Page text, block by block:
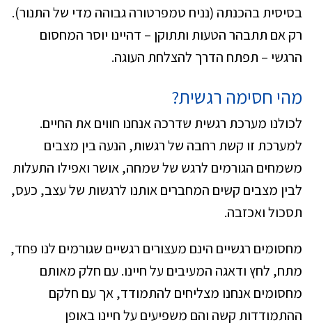
בסיסית בהכנתה (נניח טמפרטורה גבוהה מדי של התנור).
רק אם תתבהר הטעות ותתוקן – דהיינו יוסר המחסום
הרגשי – תפתח הדרך להצלחת העוגה.
מהי חסימה רגשית?
לכולנו מערכת רגשית שדרכה אנחנו חווים את החיים.
למערכת זו קשת רחבה של רגשות, הנעה בין מצבים
משמחים הגורמים לרגש של שמחה, אושר ואפילו התעלות
לבין מצבים קשים המחברים אותנו לרגשות של עצב, כעס,
תסכול ואכזבה.
מחסומים רגשיים הינם מעצורים רגשיים שגורמים לנו פחד,
מתח, לחץ ודאגה המעיבים על חיינו. עם חלק מאותם
מחסומים אנחנו מצליחים להתמודד, אך עם חלקם
ההתמודדות קשה והם משפיעים על חיינו באופן